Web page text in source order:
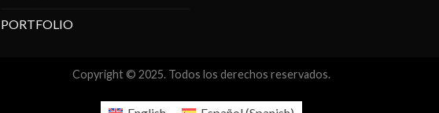
PORTFOLIO
Copyright © 2025. Todos los derechos reservados.